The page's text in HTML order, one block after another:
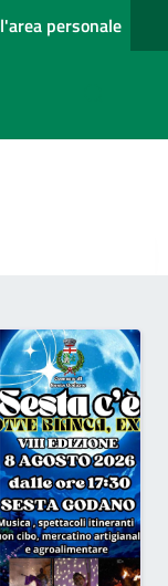
personale